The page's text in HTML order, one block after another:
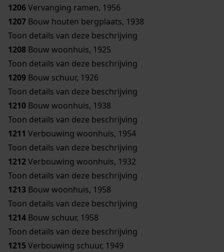
1206Vervanging ramen, 1956
1207 Bouw houten bergplaats, 1938
Toon details van deze beschrijving
1208 Bouw woonhuis, 1925
Toon details van deze beschrijving
1209 Bouw schuur, 1926
Toon details van deze beschrijving
1210 Bouw woonhuis, 1938
Toon details van deze beschrijving
1211 Verbouwing woonhuis, 1954
Toon details van deze beschrijving
1212Verbouwing woonhuis, 1932
Toon details van deze beschrijving
1213 Bouw woonhuis, 1958
Toon details van deze beschrijving
1214 Bouw schuur, 1958
Toon details van deze beschrijving
1215Verbouwing schuur, 1949